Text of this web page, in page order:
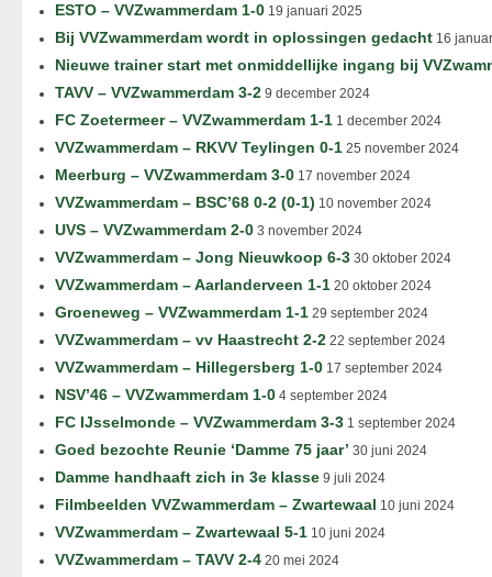
ESTO – VVZwammerdam 1-0 19 januari 2025
Bij VVZwammerdam wordt in oplossingen gedacht 16
Nieuwe trainer start met onmiddellijke ingang bij
TAVV – VVZwammerdam 3-2 9 december 2024
FC Zoetermeer – VVZwammerdam 1-1 1 december 2024
VVZwammerdam – RKVV Teylingen 0-1 25 november 2024
Meerburg – VVZwammerdam 3-0 17 november 2024
VVZwammerdam – BSC’68 0-2 (0-1) 10 november 2024
UVS – VVZwammerdam 2-0 3 november 2024
VVZwammerdam – Jong Nieuwkoop 6-3 30 oktober 2024
VVZwammerdam – Aarlanderveen 1-1 20 oktober 2024
Groeneweg – VVZwammerdam 1-1 29 september 2024
VVZwammerdam – vv Haastrecht 2-2 22 september 2024
VVZwammerdam – Hillegersberg 1-0 17 september 2024
NSV’46 – VVZwammerdam 1-0 4 september 2024
FC IJsselmonde – VVZwammerdam 3-3 1 september 2024
Goed bezochte Reunie ‘Damme 75 jaar’ 30 juni 2024
Damme handhaaft zich in 3e klasse 9 juli 2024
Filmbeelden VVZwammerdam – Zwartewaal 10 juni 2024
VVZwammerdam – Zwartewaal 5-1 10 juni 2024
VVZwammerdam – TAVV 2-4 20 mei 2024